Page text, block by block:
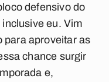
defensivo do
eu. Vim
para aproveitar as
chance surgir
e,